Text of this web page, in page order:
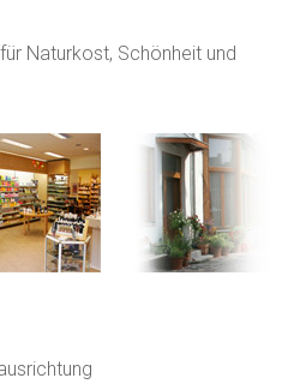
Naturkost, Schönheit und